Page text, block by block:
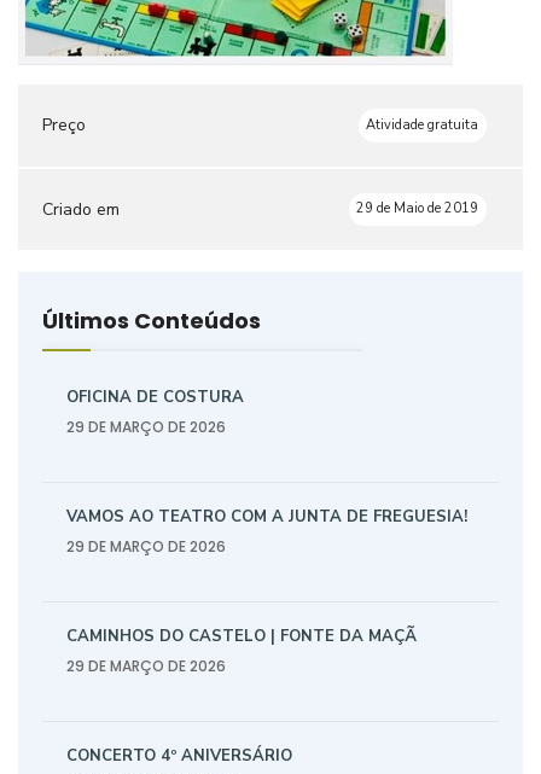
Preço Atividade gratuita
Criado em 29 de Maio de 2019
Últimos Conteúdos
OFICINA DE COSTURA
29 DE MARÇO DE 2026
VAMOS AO TEATRO COM A JUNTA DE FREGUESIA!
29 DE MARÇO DE 2026
CAMINHOS DO CASTELO | FONTE DA MAÇÃ
29 DE MARÇO DE 2026
CONCERTO 4º ANIVERSÁRIO